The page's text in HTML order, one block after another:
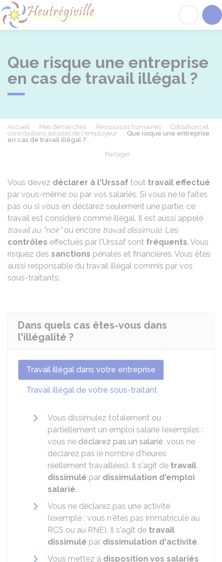
Que risque une entreprise
en cas de travail illégal ?
Accueil Mes démarches Ressources humaines
Cotisations et
contributions sociales de l'employeur
Que risque une entreprise
en cas de travail illégal ?
Partager
Vous devez déclarer à l'Urssaf tout travail effectué
par vous-même ou par vos salariés. Si vous ne le faites
pas ou si vous en déclarez seulement une partie, ce
travail est considéré comme illégal. Il est aussi appelé
travail au "noir"ou encore travail dissimulé. Les
contrôles effectués par l'Urssaf sont fréquents. Vous
risquez des sanctions pénales et financières. Vous êtes
aussi responsable du travail illégal commis par vos
sous-traitants.
Dans quels cas êtes-vous dans
l'illégalité ?
Travail illégal dans votre entreprise
Travail illégal de votre sous-traitant
Vous dissimulez totalement ou
partiellement un emploi salarié (exemples :
vous ne déclarez pas un salarié, vous ne
déclarez pas le nombre d'heures
réellement travaillées). Il s'agit de travail
dissimulé par dissimulation d'emploi
salarié.
Vous ne déclarez pas une activité
(exemple : vous n'êtes pas immatriculé au
RCS ou au RNE). Il s'agit de travail
dissimulé par dissimulation d'activité.
Vous mettez à disposition vos salariés